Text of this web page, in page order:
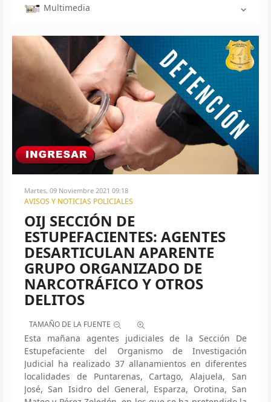
Multimedia
Martes, 09 Noviembre 2021 09:18
AVISOS Y NOTICIAS POLICIALES
OIJ SECCIÓN DE
ESTUPEFACIENTES: AGENTES
DESARTICULAN APARENTE
GRUPO ORGANIZADO DE
NARCOTRÁFICO Y OTROS
DELITOS
TAMAÑO DE LA FUENTE
Esta mañana agentes judiciales de la Sección De
Estupefaciente del Organismo de Investigación
Judicial ha realizado 37 allanamientos en diferentes
localidades de Puntarenas, Cartago, Alajuela, San
José, San Isidro del General, Esparza, Orotina, San